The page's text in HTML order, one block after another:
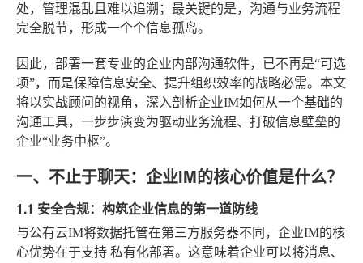
处，管理混乱且难以追溯；最关键的是，沟通与业务流程
完全脱节，形成一个个信息孤岛。
因此，部署一套专业的企业内部沟通软件，已不再是“可选
项”，而是保障信息安全、提升组织效率的战略必需。本文
将以实战顾问的视角，深入剖析企业IM如何从一个基础的
沟通工具，一步步演变为驱动业务流程、打破信息壁垒的
企业“业务中枢”。
一、不止于聊天：企业IM的核心价值是什么？
1.1 安全合规：构筑企业信息的第一道防线
与公有云IM将数据托管在第三方服务器不同，企业IM的核
心优势在于支持 私有化部署。这意味着企业可以将消息、